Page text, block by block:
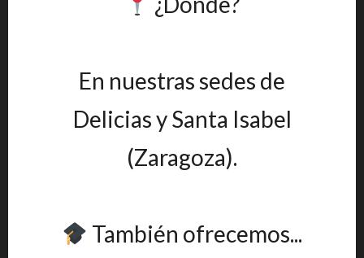
En nuestras sedes de
Delicias y Santa Isabel
(Zaragoza).
También ofrecemos...